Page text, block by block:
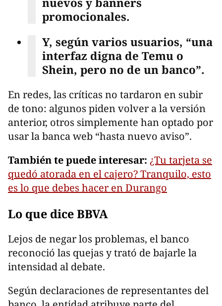
promocionales.
Y, según varios usuarios, “una
interfaz digna de Temu o
Shein, pero no de un banco”.
En redes, las críticas no tardaron en subir
de tono: algunos piden volver a la versión
anterior, otros simplemente han optado por
usar la banca web “hasta nuevo aviso”.
También te puede interesar: ¿Tu tarjeta se
quedó atorada en el cajero? Tranquilo, esto
es lo que debes hacer en Durango
Lo que dice BBVA
Lejos de negar los problemas, el banco
reconoció las quejas y trató de bajarle la
intensidad al debate.
Según declaraciones de representantes del